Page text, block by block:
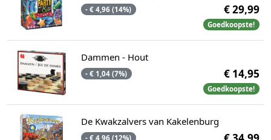
- € 4,96 (14%) € 29,99
Goedkoopste!
Dammen - Hout
- € 1,04 (7%) € 14,95
Goedkoopste!
De Kwakzalvers van Kakelenburg
- € 4,96 (12%)